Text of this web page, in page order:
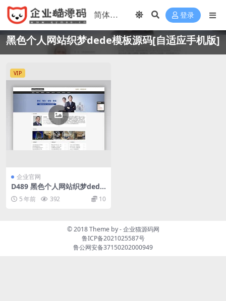
登录
黑色个人网站织梦dede模板源码[自适应手机版]
VIP
企业官网
D489 黑色个人网站织梦dede
模板源码[自适应手机版]
5 年前 392 10
© 2018 Theme by -企业猫源码网
鲁ICP备2021025587号
鲁公网安备37150202000949